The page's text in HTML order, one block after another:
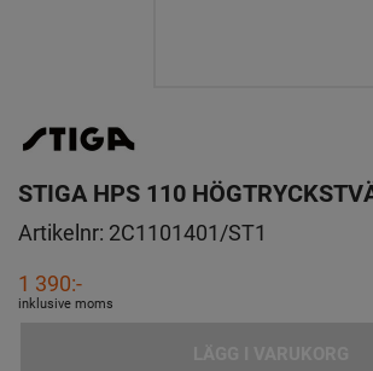
STIGA HPS 110
Artikelnr: 2C1101401/ST1
1 390:-
inklusive moms